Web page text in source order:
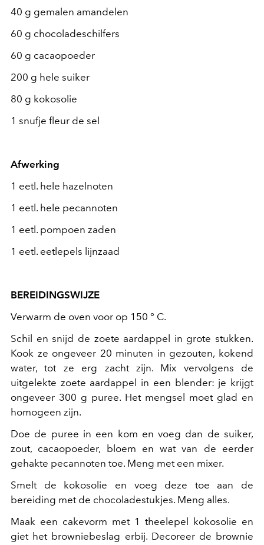
40 g gemalen amandelen
60 g chocoladeschilfers
60 g cacaopoeder
200 g hele suiker
80 g kokosolie
1 snufje fleur de sel
Afwerking
1 eetl. hele hazelnoten
1 eetl. hele pecannoten
1 eetl. pompoen zaden
1 eetl. eetlepels lijnzaad
BEREIDINGSWIJZE
Verwarm de oven voor op 150 ° C.
Schil en snijd de zoete aardappel in grote stukken.
Kook ze ongeveer 20 minuten in gezouten, kokend
water, tot ze erg zacht zijn. Mix vervolgens de
uitgelekte zoete aardappel in een blender: je krijgt
ongeveer 300 g puree. Het mengsel moet glad en
homogeen zijn.
Doe de puree in een kom en voeg dan de suiker,
zout, cacaopoeder, bloem en wat van de eerder
gehakte pecannoten toe. Meng met een mixer.
Smelt de kokosolie en voeg deze toe aan de
bereiding met de chocoladestukjes. Meng alles.
Maak een cakevorm met 1 theelepel kokosolie en
giet het browniebeslag erbij. Decoreer de brownie